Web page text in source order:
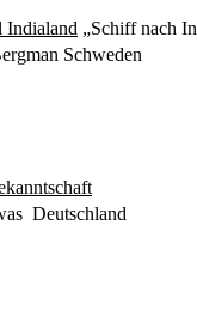
Indialand „Schiff nach
Schweden
Deutschland